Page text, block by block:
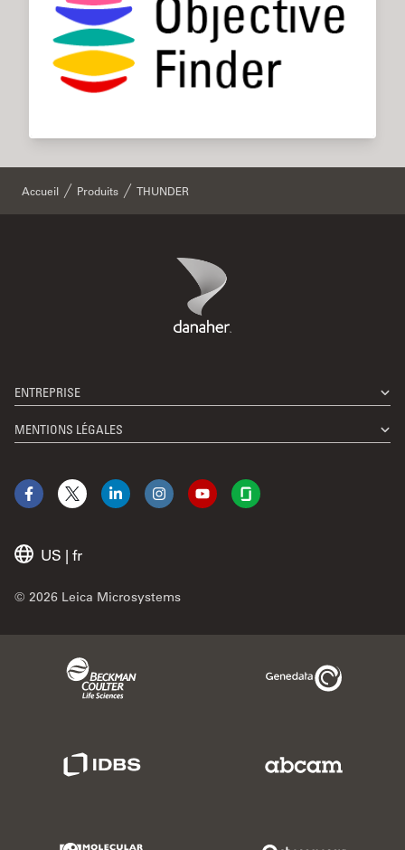
Accueil Produits THUNDER
Danaher Logo
ENTREPRISE
MENTIONS LÉGALES
US | fr
© 2026 Leica Microsystems
Facebook
X LinkedInInstagramYouTubeGlassdoor
Genedata Link
Molecular Devices Link